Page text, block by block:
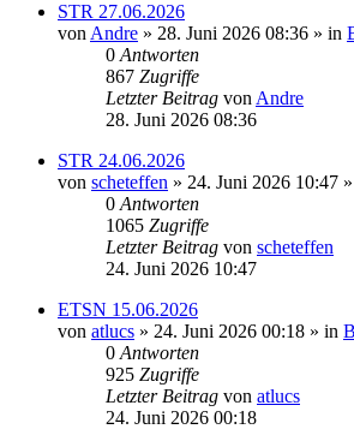
STR 27.06.2026
von Andre » 28. Juni 2026 08:36 » in
0 Antworten
867 Zugriffe
Letzter Beitrag von Andre
28. Juni 2026 08:36
STR 24.06.2026
von scheteffen » 24. Juni 2026 10:47
0 Antworten
1065 Zugriffe
Letzter Beitrag von scheteffen
24. Juni 2026 10:47
ETSN 15.06.2026
von atlucs » 24. Juni 2026 00:18 » in
0 Antworten
925 Zugriffe
Letzter Beitrag von atlucs
24. Juni 2026 00:18